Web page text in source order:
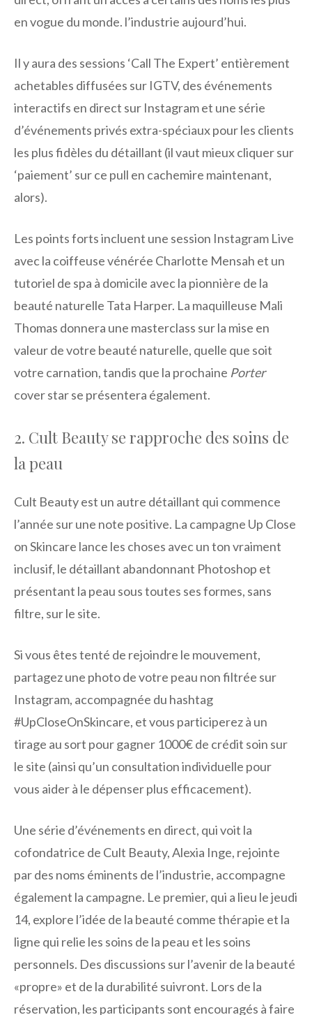
en vogue du monde. l’industrie aujourd’hui.
Il y aura des sessions ‘Call The Expert’ entièrement
achetables diffusées sur IGTV, des événements
interactifs en direct sur Instagram et une série
d’événements privés extra-spéciaux pour les clients
les plus fidèles du détaillant (il vaut mieux cliquer sur
‘paiement’ sur ce pull en cachemire maintenant,
alors).
Les points forts incluent une session Instagram Live
avec la coiffeuse vénérée Charlotte Mensah et un
tutoriel de spa à domicile avec la pionnière de la
beauté naturelle Tata Harper. La maquilleuse Mali
Thomas donnera une masterclass sur la mise en
valeur de votre beauté naturelle, quelle que soit
votre carnation, tandis que la prochaine Porter
cover star se présentera également.
2. Cult Beauty se rapproche des soins de
la peau
Cult Beauty est un autre détaillant qui commence
l’année sur une note positive. La campagne Up Close
on Skincare lance les choses avec un ton vraiment
inclusif, le détaillant abandonnant Photoshop et
présentant la peau sous toutes ses formes, sans
filtre, sur le site.
Si vous êtes tenté de rejoindre le mouvement,
partagez une photo de votre peau non filtrée sur
Instagram, accompagnée du hashtag
#UpCloseOnSkincare, et vous participerez à un
tirage au sort pour gagner 1000€ de crédit soin sur
le site (ainsi qu’un consultation individuelle pour
vous aider à le dépenser plus efficacement).
Une série d’événements en direct, qui voit la
cofondatrice de Cult Beauty, Alexia Inge, rejointe
par des noms éminents de l’industrie, accompagne
également la campagne. Le premier, qui a lieu le jeudi
14, explore l’idée de la beauté comme thérapie et la
ligne qui relie les soins de la peau et les soins
personnels. Des discussions sur l’avenir de la beauté
«propre» et de la durabilité suivront. Lors de la
réservation, les participants sont encouragés à faire